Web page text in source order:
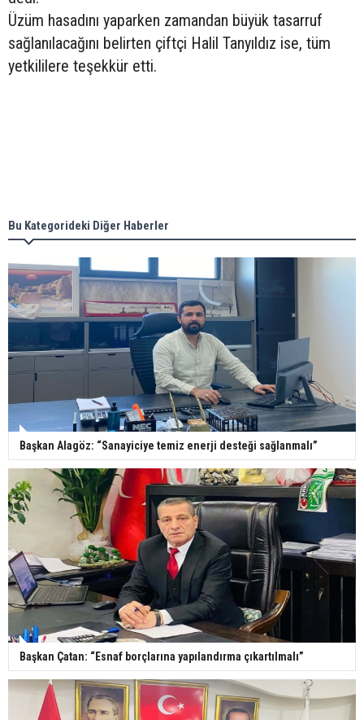
Üzüm hasadını yaparken zamandan büyük tasarruf
sağlanılacağını belirten çiftçi Halil Tanyıldız ise, tüm
yetkililere teşekkür etti.
Bu Kategorideki Diğer Haberler
Başkan Alagöz: “Sanayiciye temiz enerji desteği sağlanmalı”
Başkan Çatan: “Esnaf borçlarına yapılandırma çıkartılmalı”